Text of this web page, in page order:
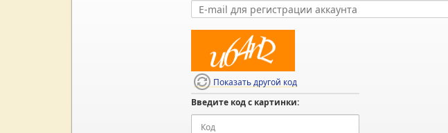
Показать другой код
Введите код с картинки: